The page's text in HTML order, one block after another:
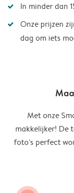
In minder dan
Onze prijzen
dag om iets
Met onze
makkelijker! De
foto's perfect